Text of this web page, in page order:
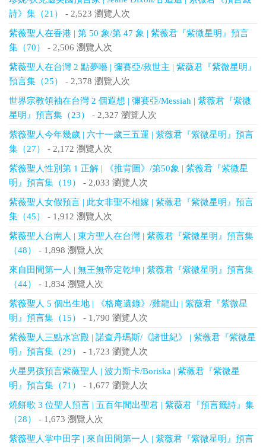
詩》集（21）
- 2,523 瀏覽人次
紫薇聖人在香港 | 第 50 象/第 47 象 | 紫薇君『紫微星明』預言
集（70）
- 2,506 瀏覽人次
紫薇聖人在台灣 2 點夢囈 | 彌賽亞/救世主 | 紫薇君『紫微星明』
預言集（25）
- 2,378 瀏覽人次
世界宗教領袖在台灣 2 個遐想 | 彌賽亞/Messiah | 紫薇君『紫微
星明』預言集（23）
- 2,327 瀏覽人次
紫薇聖人今年幾歲 | 六十一歲三五運 | 紫薇君『紫微星明』預言
集（27）
- 2,172 瀏覽人次
紫薇聖人性別第 1 正解 | 《推背圖》/第50象 | 紫薇君『紫微星
明』預言集（19）
- 2,033 瀏覽人次
紫薇聖人女假預言 | 此女非聖不相嫁 | 紫薇君『紫微星明』預言
集（45）
- 1,912 瀏覽人次
紫薇聖人台南人 | 東方聖人在台灣 | 紫薇君『紫微星明』預言集
（48）
- 1,898 瀏覽人次
來自田間第一人 | 無王無帝定乾坤 | 紫薇君『紫微星明』預言集
（44）
- 1,834 瀏覽人次
紫薇聖人 5 個出生地 | 《格庵遺錄》/雞龍山 | 紫薇君『紫微星
明』預言集（15）
- 1,790 瀏覽人次
紫薇聖人三點水宮殿 | 諾查丹瑪斯/《諸世紀》 | 紫薇君『紫微星
明』預言集（29）
- 1,723 瀏覽人次
火星男孩預言紫薇聖人 | 波力斯卡/Boriska | 紫薇君『紫微星
明』預言集（71）
- 1,677 瀏覽人次
燒餅歌 3 位聖人預言 | 五百年間出聖君 | 紫薇君『預言籤詩』集
（28）
- 1,673 瀏覽人次
紫薇聖人掌中田字 | 來自田間第一人 | 紫薇君『紫微星明』預言